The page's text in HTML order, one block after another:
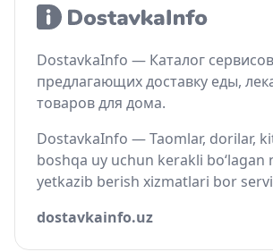
DostavkaInfo — Каталог
предлагающих доставку еды,
товаров для дома.
DostavkaInfo — Taomlar, dorilar,
boshqa uy uchun kerakli bo‘lagan
yetkazib berish xizmatlari bor
dostavkainfo.uz